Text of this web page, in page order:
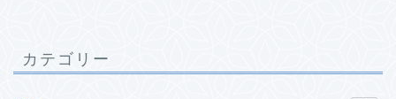
カテゴリー